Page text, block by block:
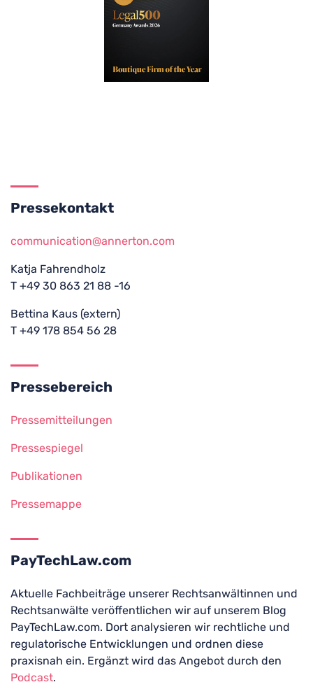
Pressekontakt
communication@annerton.com
Katja Fahrendholz
T +49 30 863 21 88 -16
Bettina Kaus (extern)
T +49 178 854 56 28
Pressebereich
Pressemitteilungen
Pressespiegel
Publikationen
Pressemappe
PayTechLaw.com
Aktuelle Fachbeiträge unserer Rechtsanwältinnen und
Rechtsanwälte veröffentlichen wir auf unserem Blog
PayTechLaw.com. Dort analysieren wir rechtliche und
regulatorische Entwicklungen und ordnen diese
praxisnah ein. Ergänzt wird das Angebot durch den
Podcast.